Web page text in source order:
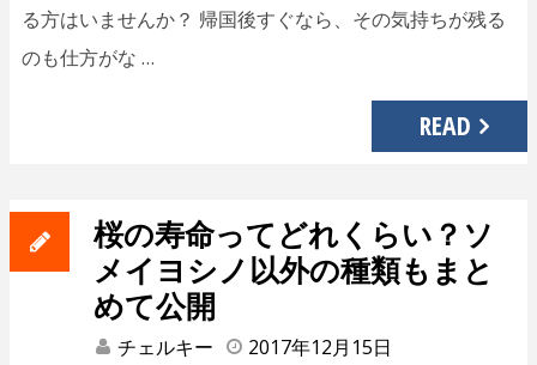
る方はいませんか？ 帰国後すぐなら、その気持ちが残る
のも仕方がな …
READ
桜の寿命ってどれくらい？ソ
メイヨシノ以外の種類もまと
めて公開
チェルキー
2017年12月15日